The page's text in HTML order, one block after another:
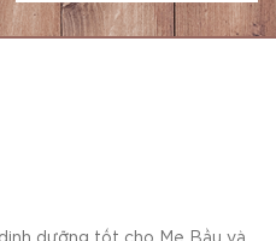
dưỡng tốt cho Mẹ Bầu và